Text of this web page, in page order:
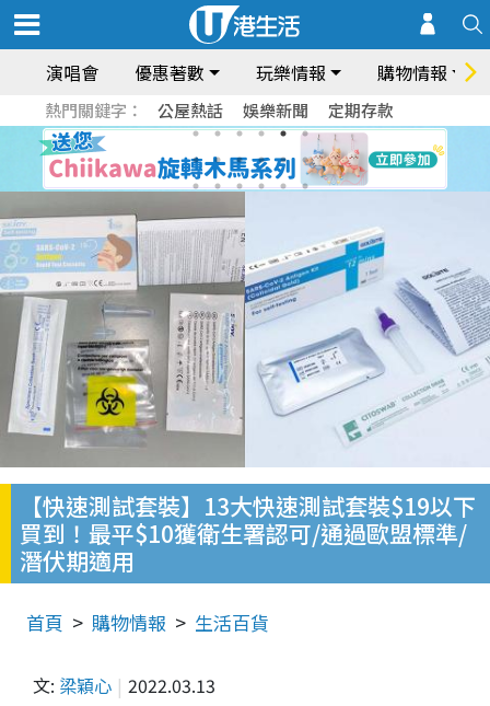
演唱會 優惠著數 玩樂情報 購物情報
熱門關鍵字： 公屋熱話 娛樂新聞 定期存款
【快速測試套裝】13大快速測試套裝$19以下
買到！最平$10獲衛生署認可/通過歐盟標準/
潛伏期適用
首頁 購物情報 生活百貨
文: 梁穎心 2022.03.13